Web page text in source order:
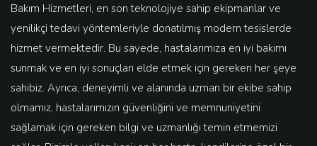
Bakım Hizmetleri, en son teknolojiye sahip ekipmanlar ve
yenilikçi tedavi yöntemleriyle donatılmış modern tesislerde
hizmet vermektedir. Bu sayede, hastalarımıza en iyi bakımı
sunmak ve en iyi sonuçları elde etmek için gereken her şeye
sahibiz. Ayrıca, deneyimli ve alanında uzman bir ekibe sahip
olmamız, hastalarımızın güvenliğini ve memnuniyetini
sağlamak için gereken bilgi ve uzmanlığı temin etmemizi